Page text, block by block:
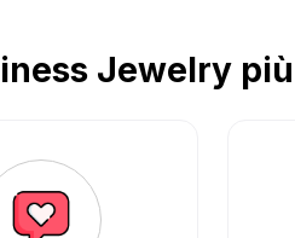
Jewelry